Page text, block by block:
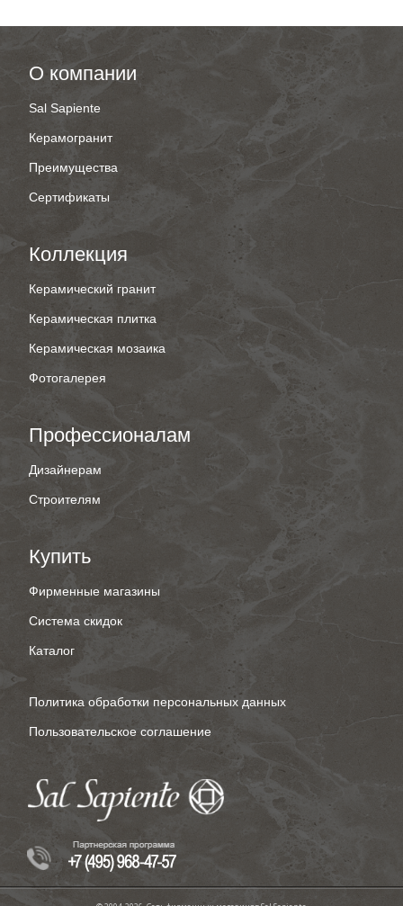
О компании
Sal Sapiente
Керамогранит
Преимущества
Сертификаты
Коллекция
Керамический гранит
Керамическая плитка
Керамическая мозаика
Фотогалерея
Профессионалам
Дизайнерам
Строителям
Купить
Фирменные магазины
Система скидок
Каталог
Политика обработки персональных данных
Пользовательское соглашение